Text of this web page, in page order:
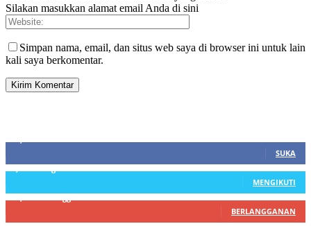
Silakan masukkan alamat email Anda di sini
Simpan nama, email, dan situs web saya di browser ini untuk lain
kali saya berkomentar.
SUKA
MENGIKUTI
BERLANGGANAN